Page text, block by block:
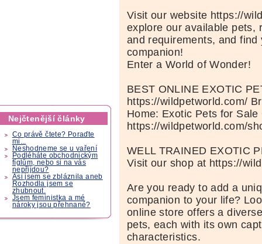
Nejčtenější články
Co právě čtete? Poraďte
mi...
Neshodneme se u vaření
Podléháte obchodnickým
fíglům, nebo si na vás
nepřijdou?
Asi jsem se zbláznila aneb
Rozhodla jsem se
zhubnout.
Jsem feministka a mé
nároky jsou přehnané?
Visit our website https://
explore our available pets,
and requirements, and find
companion!
Enter a World of Wonder!
BEST ONLINE EXOTIC
https://wildpetworld.com/
Home: Exotic Pets for Sale
https://wildpetworld.com/
WELL TRAINED EXOTIC
Visit our shop at https://
Are you ready to add a
companion to your life?
online store offers a
pets, each with its own
characteristics.